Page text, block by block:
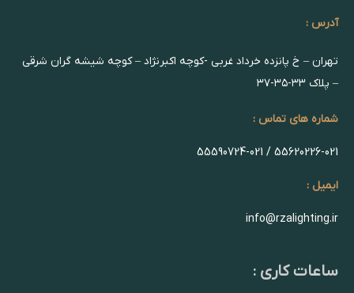
آدرس :
تهران – خ پانزده خرداد غربی -کوچه اکبرنژاد – کوچه شیشه گران شرقی
– پلاک ۳۳-۳۵-۳۷
شماره های تماس :
55620226-021 / 55590724-021
ایمیل :
info@rzalighting.ir
ساعات کاری :